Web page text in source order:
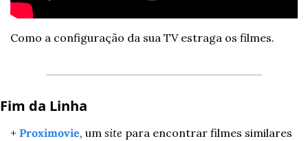
Como a configuração da sua TV estraga os filmes.
Fim da Linha
+ Proximovie, um site para encontrar filmes similares